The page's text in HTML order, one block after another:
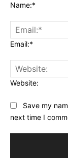
Name:*
Email:*
Website:
Save my
next time I